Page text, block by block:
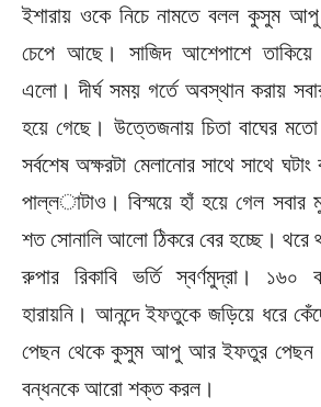
ইশারায় ওকে নিচে নামতে বলল কুসুম
চেপে আছে। সাজিদ আশেপাশে তাকিয়ে
এলো। দীর্ঘ সময় গর্তে অবস্থান করায়
হয়ে গেছে। উত্তেজনায় চিতা বাঘের
সর্বশেষ অক্ষরটা মেলানোর সাথে সাথে
পাল্ল­াটাও। বিস্ময়ে হাঁ হয়ে গেল
শত সোনালি আলো ঠিকরে বের হচ্ছে। থরে
রুপার রিকাবি ভর্তি স্বর্ণমুদ্রা।
হারায়নি। আনন্দে ইফতুকে জড়িয়ে ধরে
পেছন থেকে কুসুম আপু আর ইফতুর পেছন
বন্ধনকে আরো শক্ত করল।